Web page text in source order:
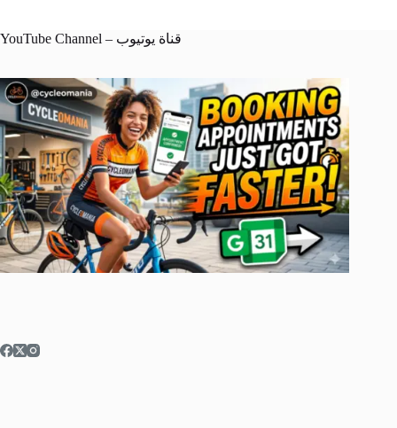
YouTube Channel – قناة يوتيوب